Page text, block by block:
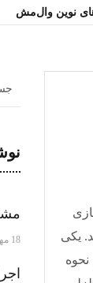
نوین وال‌مش
یکی
نحوه
18 مهر 1403